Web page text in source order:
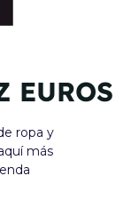
EUROS
ropa y
más